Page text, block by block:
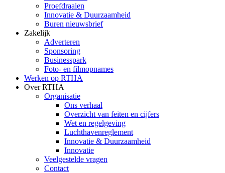
Proefdraaien
Innovatie & Duurzaamheid
Buren nieuwsbrief
Zakelijk
Adverteren
Sponsoring
Businesspark
Foto- en filmopnames
Werken op RTHA
Over RTHA
Organisatie
Ons verhaal
Overzicht van feiten en cijfers
Wet en regelgeving
Luchthavenreglement
Innovatie & Duurzaamheid
Innovatie
Veelgestelde vragen
Contact